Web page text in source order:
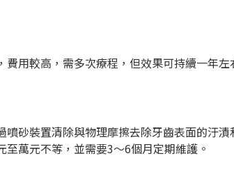
用較高，需多次療程，但效果可持續一年左
砂裝置清除與物理摩擦去除牙齒表面的汙
萬元不等，並需要3～6個月定期維護。